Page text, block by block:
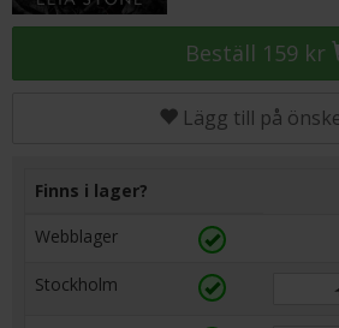
Beställ 159 kr
Lägg till på
Finns i lager?
Webblager
Stockholm